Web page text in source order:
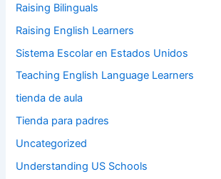
Raising Bilinguals
Raising English Learners
Sistema Escolar en Estados Unidos
Teaching English Language Learners
tienda de aula
Tienda para padres
Uncategorized
Understanding US Schools